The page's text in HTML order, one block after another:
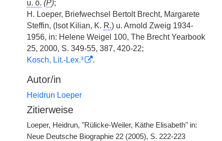
u. ö. (P);
H. Loeper, Briefwechsel Bertolt Brecht, Margarete
Steffin, (Isot Kilian, K. R.) u. Arnold Zweig 1934-
1956, in: Helene Weigel 100, The Brecht Yearbook
25, 2000, S. 349-55, 387, 420-22;
Kosch, Lit.-Lex.³
.
Autor/in
Heidrun Loeper
Zitierweise
Loeper, Heidrun, "Rülicke-Weiler, Käthe Elisabeth" in:
Neue Deutsche Biographie 22 (2005), S. 222-223